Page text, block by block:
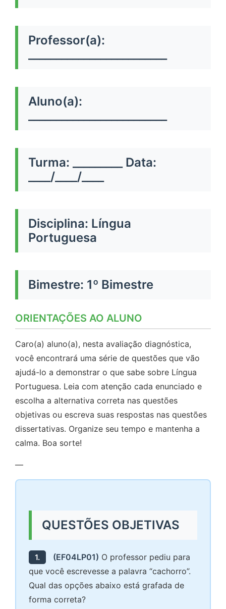
Professor(a):
Aluno(a):
Turma: _________ Data:
____/____/____
Disciplina: Língua
Portuguesa
Bimestre: 1º Bimestre
ORIENTAÇÕES AO ALUNO
Caro(a) aluno(a), nesta avaliação diagnóstica,
você encontrará uma série de questões que vão
ajudá-lo a demonstrar o que sabe sobre Língua
Portuguesa. Leia com atenção cada enunciado e
escolha a alternativa correta nas questões
objetivas ou escreva suas respostas nas questões
dissertativas. Organize seu tempo e mantenha a
calma. Boa sorte!
—
QUESTÕES OBJETIVAS
1. (EF04LP01) O professor pediu para
que você escrevesse a palavra “cachorro”.
Qual das opções abaixo está grafada de
forma correta?